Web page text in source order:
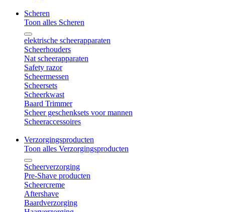
Scheren
Toon alles Scheren
elektrische scheerapparaten
Scheerhouders
Nat scheerapparaten
Safety razor
Scheermessen
Scheersets
Scheerkwast
Baard Trimmer
Scheer geschenksets voor mannen
Scheeraccessoires
Verzorgingsproducten
Toon alles Verzorgingsproducten
Scheerverzorging
Pre-Shave producten
Scheercreme
Aftershave
Baardverzorging